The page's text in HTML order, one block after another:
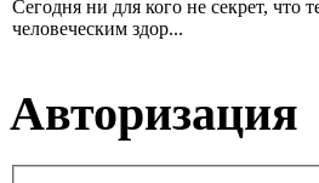
Сегодня ни для кого не секрет, что
человеческим здор...
Авторизация